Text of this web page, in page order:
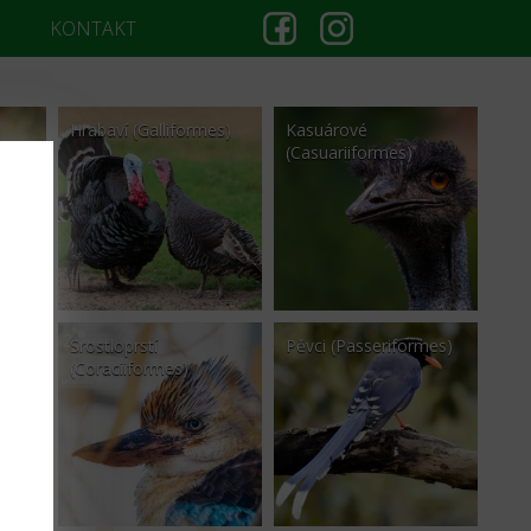
KONTAKT
Hrabaví (Galliformes)
Kasuárové
(Casuariiformes)
Srostloprstí
(Coraciiformes)
Pěvci (Passeriformes)